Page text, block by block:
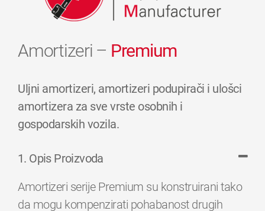
Amortizeri – Premium
Uljni amortizeri, amortizeri podupirači i ulošci
amortizera za sve vrste osobnih i
gospodarskih vozila.
1. Opis Proizvoda
Amortizeri serije Premium su konstruirani tako
da mogu kompenzirati pohabanost drugih